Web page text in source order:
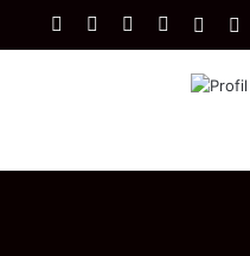
Facebook YouTubeInstagram
Log In